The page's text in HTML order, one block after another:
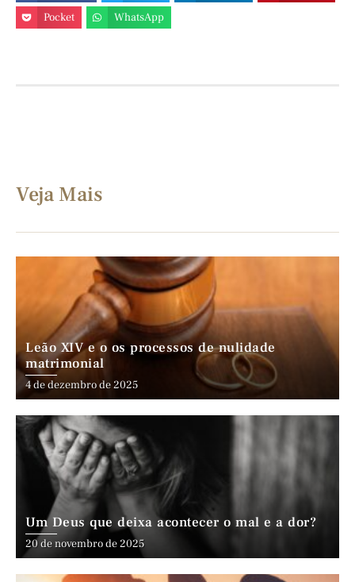
Pocket
WhatsApp
Veja Mais
Leão XIV e o os processos de nulidade
matrimonial
4 de dezembro de 2025
Um Deus que deixa acontecer o mal e a dor?
20 de novembro de 2025